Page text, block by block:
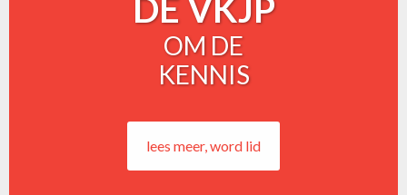
DE VKJP
OM DE
KENNIS
lees meer, word lid